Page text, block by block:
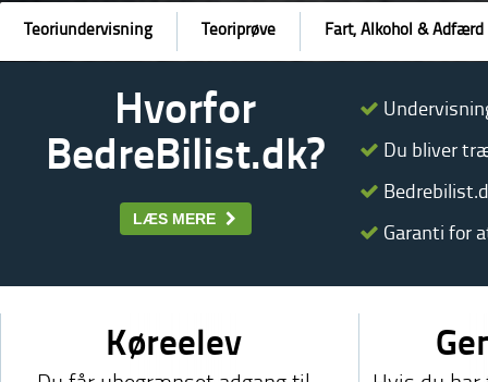
Teoriundervisning Teoriprøve Fart, Alkohol & Adfærd
Hvorfor
BedreBilist.dk?
LÆS MERE
Du bliver
Garanti for
Køreelev